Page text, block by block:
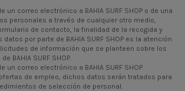
un correo electrónico a BAHIA SURF SHOP o de una
personales a través de cualquier otro medio,
de contacto, la finalidad de la recogida y
por parte de BAHIA SURF SHOP es la atención
de información que se planteen sobre los
BAHIA SURF SHOP.
un correo electrónico a BAHIA SURF SHOP
de empleo, dichos datos serán tratados para
de selección de personal.